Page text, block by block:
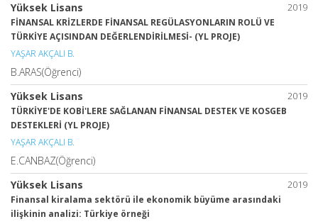
2019
Yüksek Lisans
FİNANSAL KRİZLERDE FİNANSAL REGÜLASYONLARIN ROLÜ VE
TÜRKİYE AÇISINDAN DEĞERLENDİRİLMESİ- (YL PROJE)
YAŞAR AKÇALI B.
B.ARAS(Öğrenci)
2019
Yüksek Lisans
TÜRKİYE'DE KOBİ'LERE SAĞLANAN FİNANSAL DESTEK VE KOSGEB
DESTEKLERİ (YL PROJE)
YAŞAR AKÇALI B.
E.CANBAZ(Öğrenci)
2019
Yüksek Lisans
Finansal kiralama sektörü ile ekonomik büyüme arasındaki
ilişkinin analizi: Türkiye örneği